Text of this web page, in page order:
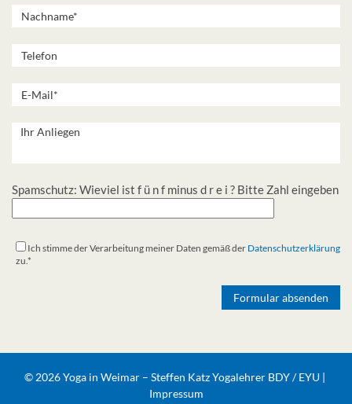
Spamschutz: Wieviel ist f ü n f minus d r e i ? Bitte Zahl eingeben
Ich stimme der Verarbeitung meiner Daten gemäß der Datenschutzerklärung
zu.*
© 2026 Yoga in Weimar – Steffen Katz Yogalehrer BDY / EYU |
Impressum